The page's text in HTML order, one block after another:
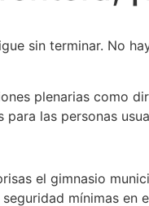
sin terminar. No
plenarias como
las personas
el gimnasio
mínimas